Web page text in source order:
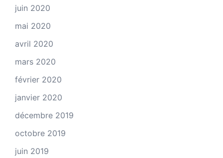
juin 2020
mai 2020
avril 2020
mars 2020
février 2020
janvier 2020
décembre 2019
octobre 2019
juin 2019